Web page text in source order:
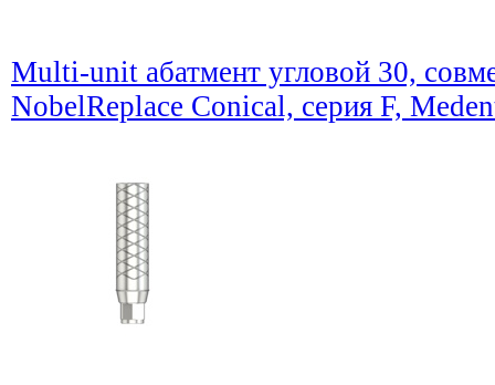
Multi-unit абатмент угловой 30,
NobelReplace Conical, серия F,